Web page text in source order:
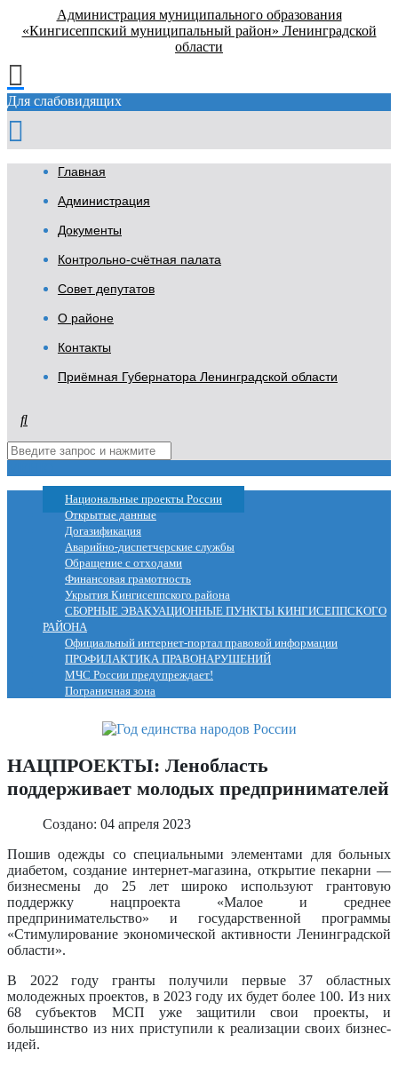
Администрация муниципального образования
«Кингисеппский муниципальный район» Ленинградской
области
Для слабовидящих
Главная
Администрация
Документы
Контрольно-счётная палата
Совет депутатов
О районе
Контакты
Приёмная Губернатора Ленинградской области
Национальные проекты России
Открытые данные
Догазификация
Аварийно-диспетчерские службы
Обращение с отходами
Финансовая грамотность
Укрытия Кингисеппского района
СБОРНЫЕ ЭВАКУАЦИОННЫЕ ПУНКТЫ КИНГИСЕППСКОГО
РАЙОНА
Официальный интернет-портал правовой информации
ПРОФИЛАКТИКА ПРАВОНАРУШЕНИЙ
МЧС России предупреждает!
Пограничная зона
НАЦПРОЕКТЫ: Ленобласть
поддерживает молодых предпринимателей
Создано: 04 апреля 2023
Пошив одежды со специальными элементами для больных
диабетом, создание интернет-магазина, открытие пекарни ―
бизнесмены до 25 лет широко используют грантовую
поддержку нацпроекта «Малое и среднее
предпринимательство» и государственной программы
«Стимулирование экономической активности Ленинградской
области».
В 2022 году гранты получили первые 37 областных
молодежных проектов, в 2023 году их будет более 100. Из них
68 субъектов МСП уже защитили свои проекты, и
большинство из них приступили к реализации своих бизнес-
идей.